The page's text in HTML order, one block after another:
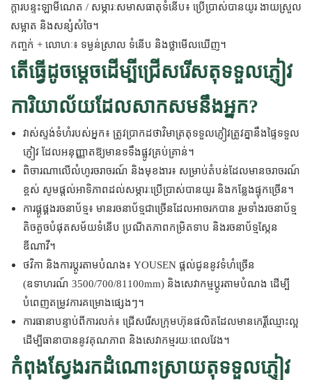
ក្តារបន្ទះឡាមីណេត / សម្ភារៈសមាសធាតុទំនើប៖ ប្រើប្រាស់បានយូរ ងាយស្រួល
សម្អាត និងសន្សំសំចៃ។
កញ្ចក់ + លោហៈ៖ ទម្ងន់ស្រាល ទំនើប និងថ្លាមើលឃើញ។
តើធ្វើដូចម្តេចដើម្បីជ្រើសរើសតុទទួលភ្ញៀវ
ការិយាល័យដែលសាកសមនឹងអ្នក?
វាស់ស្ទង់ទំហំរបស់អ្នក៖ ត្រូវប្រាកដថាវិមាត្រតុទទួលភ្ញៀវត្រូវគ្នានឹងផ្ទៃទទួល
ភ្ញៀវ ដែលអនុញ្ញាតឱ្យមានទទឹងផ្លូវគ្រប់គ្រាន់។
ពិចារណាលើលំហូរចរាចរណ៍ និងមុខងារ៖ សម្រាប់តំបន់ដែលមានចរាចរណ៍
ខ្ពស់ សូមផ្តល់អាទិភាពដល់សម្ភារៈប្រើប្រាស់បានយូរ និងកន្លែងផ្ទុកច្រើន។
ការផ្គូផ្គងរចនាប័ទ្ម៖ មានរចនាប័ទ្មជាច្រើនដែលអាចរកបាន រួមទាំងរចនាប័ទ្ម
តិចតួចបំផុតសម័យទំនើប ប្រណីតភាពកម្រិតទាប និងរចនាប័ទ្មស្កែន
ឌីណាវី។
ថវិកា និងការប្ដូរតាមបំណង៖ YOUSEN ផ្តល់ជូននូវទំហំច្រើន
(ឧទាហរណ៍ 3500/700/81100mm) និងសេវាកម្មប្ដូរតាមបំណង ដើម្បី
បំពេញតម្រូវការគម្រោងផ្សេងៗ។
ការធានាបន្ទាប់ពីការលក់៖ ជ្រើសរើសក្រុមហ៊ុនផលិតដែលមានកេរ្តិ៍ឈ្មោះល្អ
ដើម្បីធានាបាននូវគុណភាព និងសេវាកម្មរយៈពេលវែង។
កំពុងស្វែងរកដំណោះស្រាយតុទទួលភ្ញៀវ